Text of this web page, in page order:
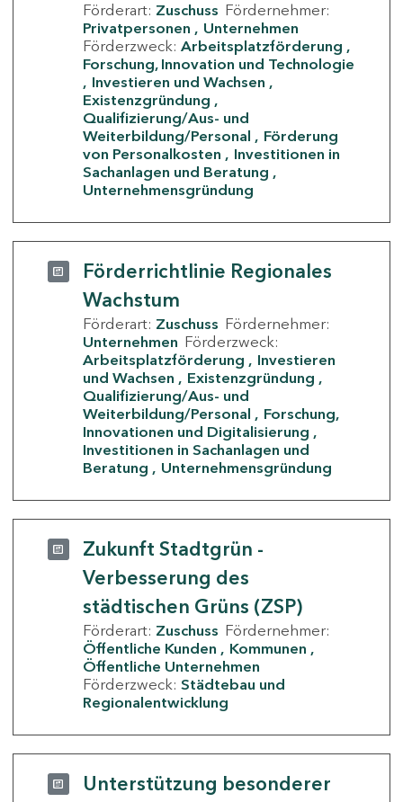
Förderart: Zuschuss Fördernehmer:
Privatpersonen
Unternehmen
Förderzweck: Arbeitsplatzförderung
Forschung, Innovation und Technologie
Investieren und Wachsen
Existenzgründung
Qualifizierung/Aus- und
Weiterbildung/Personal
Förderung
von Personalkosten
Investitionen in
Sachanlagen und Beratung
Unternehmensgründung
Förderrichtlinie Regionales
Wachstum
Förderart: Zuschuss Fördernehmer:
Unternehmen Förderzweck:
Arbeitsplatzförderung
Investieren
und Wachsen
Existenzgründung
Qualifizierung/Aus- und
Weiterbildung/Personal
Forschung,
Innovationen und Digitalisierung
Investitionen in Sachanlagen und
Beratung
Unternehmensgründung
Zukunft Stadtgrün -
Verbesserung des
städtischen Grüns (ZSP)
Förderart: Zuschuss Fördernehmer:
Öffentliche Kunden
Kommunen
Öffentliche Unternehmen
Förderzweck: Städtebau und
Regionalentwicklung
Unterstützung besonderer